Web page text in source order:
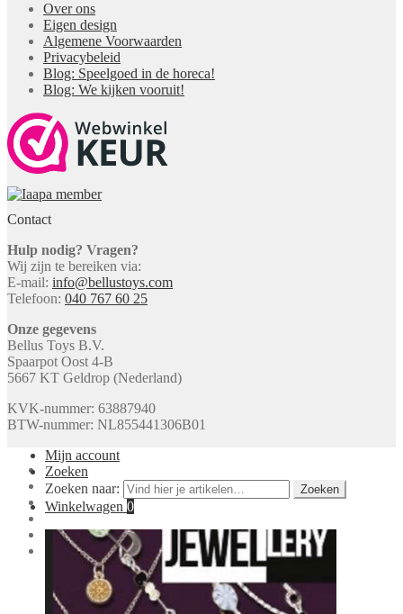
Over ons
Eigen design
Algemene Voorwaarden
Privacybeleid
Blog: Speelgoed in de horeca!
Blog: We kijken vooruit!
Contact
Hulp nodig? Vragen?
Wij zijn te bereiken via:
E-mail: info@bellustoys.com
Telefoon: 040 767 60 25
Onze gegevens
Bellus Toys B.V.
Spaarpot Oost 4-B
5667 KT Geldrop (Nederland)
KVK-nummer: 63887940
BTW-nummer: NL855441306B01
Mijn account
Zoeken
Zoeken naar:
Zoeken
Winkelwagen 0